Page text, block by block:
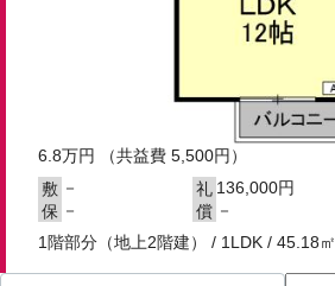
6.8万円
（共益費 5,500円）
敷 － 礼 136,000円
保 － 償 －
1階部分（地上2階建） / 1LDK / 45.18㎡